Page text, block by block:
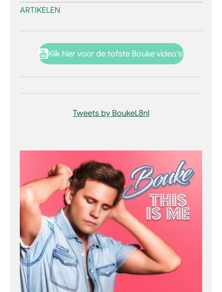
ARTIKELEN
Klik hier voor de tofste Bouke video's!
Tweets by BoukeL8nl